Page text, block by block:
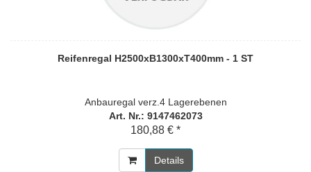
Reifenregal H2500xB1300xT400mm - 1 ST
Anbauregal verz.4 Lagerebenen
Art. Nr.: 9147462073
180,88 € *
Details